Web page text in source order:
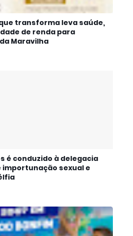
que transforma leva saúde,
de renda para
Maravilha
é conduzido à delegacia
importunação sexual e